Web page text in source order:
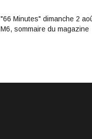
"66 Minutes" dimanche 2
M6, sommaire du magazine